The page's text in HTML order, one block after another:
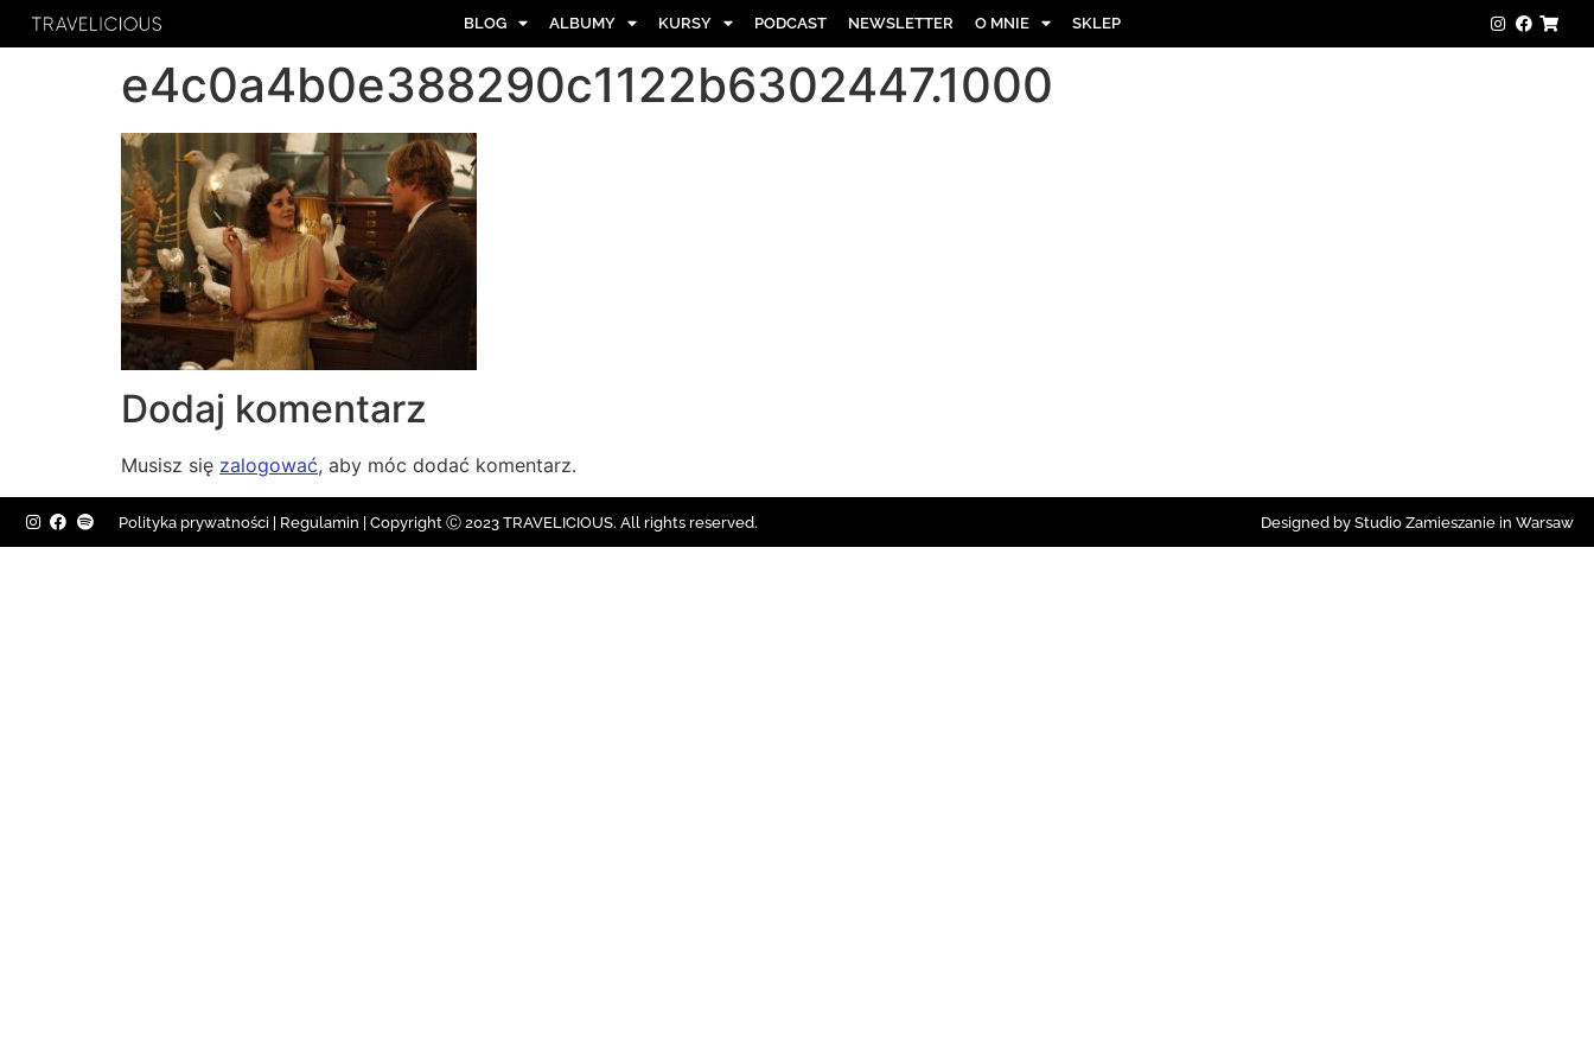
BLOG ALBUMY KURSY PODCAST NEWSLETTER O MNIE SKLEP
e4c0a4b0e388290c1122b6302447.1000
Dodaj komentarz
Musisz się zalogować, aby móc dodać komentarz.
Polityka prywatności Regulamin | Copyright Ⓒ 2023 TRAVELICIOUS. All rights reserved. Designed by Studio Zamieszanie in Warsaw